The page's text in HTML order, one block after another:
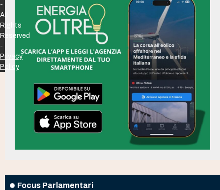
Focus Parlamentari
-
All
Rights
Reserved
-
Privacy
Policy